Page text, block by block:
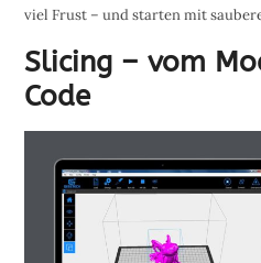
viel Frust – und starten mit
Slicing – vom
Code